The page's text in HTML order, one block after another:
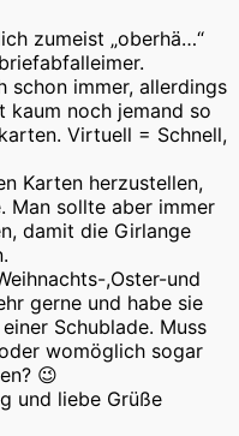
zumeist „oberhä…“
schon immer, allerdings
kaum noch jemand so
Virtuell = Schnell,
Karten herzustellen,
Man sollte aber immer
damit die Girlange
,Oster-und
gerne und habe sie
Schublade. Muss
womöglich sogar
😉
und liebe Grüße